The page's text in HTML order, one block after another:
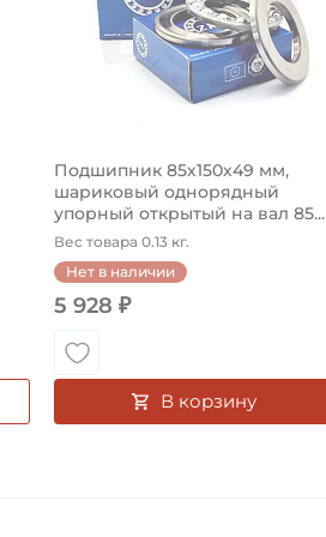
Подшипник 85х150х49 мм,
шариковый однорядный
упорный открытый на вал 85...
Вес товара 0.13 кг.
Нет в наличии
5 928 ₽
В корзину